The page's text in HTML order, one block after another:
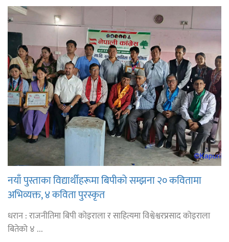
नयाँ पुस्ताका विद्यार्थीहरूमा बिपीको सम्झना २० कवितामा
अभिव्यक्त, ४ कविता पुरस्कृत
धरान : राजनीतिमा बिपी कोइराला र साहित्यमा विश्वेश्वरप्रसाद कोइराला
बितेको ४ ...